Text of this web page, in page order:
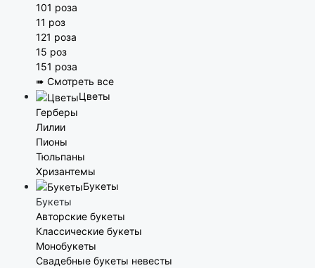
101 роза
11 роз
121 роза
15 роз
151 роза
➠ Смотреть все
Цветы
Герберы
Лилии
Пионы
Тюльпаны
Хризантемы
Букеты
Букеты
Авторские букеты
Классические букеты
Монобукеты
Свадебные букеты невесты